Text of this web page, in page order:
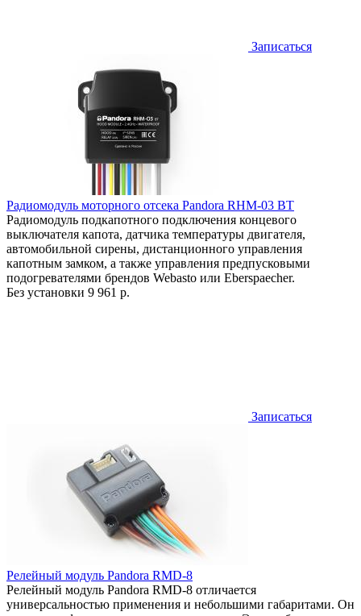
Записаться
Радиомодуль моторного отсека Pandora RHM-03 BT
Радиомодуль подкапотного подключения концевого
выключателя капота, датчика температуры двигателя,
автомобильной сирены, дистанционного управления
капотным замком, а также управления предпусковыми
подогревателями брендов Webasto или Eberspaecher.
Без установки 9 961 р.
Записаться
Релейный модуль Pandora RMD-8
Релейный модуль Pandora RMD-8 отличается
универсальностью применения и небольшими габаритами. Он